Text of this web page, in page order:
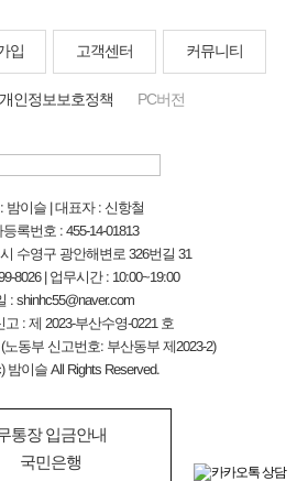
입 고객센터 커뮤니티
개인정보보호정책 PC버전
밤이슬 | 대표자 : 신항철
록번호 : 455-14-01813
수영구 광안해변로 326번길 31
8026 | 업무시간 : 10:00~19:00
: shinhc55@naver.com
: 제 2023-부산수영-0221 호
동부 신고번호: 부산동부 제2023-2)
밤이슬 All Rights Reserved.
통장 입금안내
국민은행